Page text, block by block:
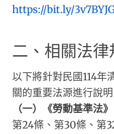
https://bit.ly/
二、相關法律
以下將針對民國114年
關的重要法源進行說明
（一）《勞動基準法》
第24條、第30條、第